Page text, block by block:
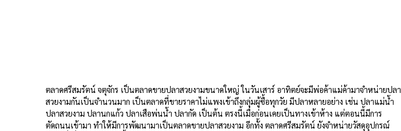
ตลาดศรีสมรัตน์ จตุจักร เป็นตลาดขายปลาสวยงามขนาดใหญ่ ในวันเสาร์ อาทิตย์จะมีพ่อค้าแม่ค้ามาจำหน่ายปลา
สวยงามกันเป็นจำนวนมาก เป็นตลาดที่ขายราคาไม่แพงเข้าถึงกลุ่มผู้ซื้อทุกวัย มีปลาหลายอย่าง เช่น ปลาแม่น้ำ
ปลาสวยงาม ปลานกแก้ว ปลาเสือพ่นน้ำ ปลากัด เป็นต้น ตรงนี้เมื่อก่อนเคยเป็นทางเข้าห้าง แต่ตอนนี้มีการ
ตัดถนนเข้ามา ทำให้มีการพัฒนามาเป็นตลาดขายปลาสวยงาม อีกทั้ง ตลาดศรีสมรัตน์ ยังจำหน่ายวัสดุอุปกรณ์